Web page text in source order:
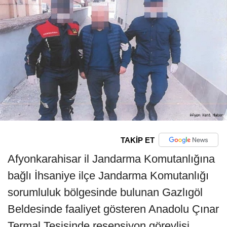
TAKİP ET
Afyonkarahisar il Jandarma Komutanlığına
bağlı İhsaniye ilçe Jandarma Komutanlığı
sorumluluk bölgesinde bulunan Gazlıgöl
Beldesinde faaliyet gösteren Anadolu Çınar